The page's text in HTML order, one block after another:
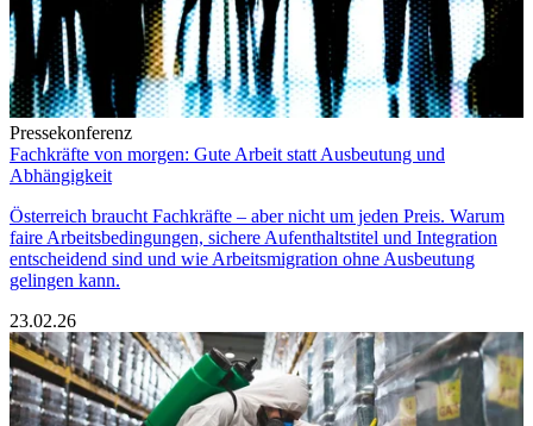
Pressekonferenz
Fachkräfte von morgen: Gute Arbeit statt Ausbeutung und
Abhängigkeit
Österreich braucht Fachkräfte – aber nicht um jeden Preis. Warum
faire Arbeitsbedingungen, sichere Aufenthaltstitel und Integration
entscheidend sind und wie Arbeitsmigration ohne Ausbeutung
gelingen kann.
23.02.26